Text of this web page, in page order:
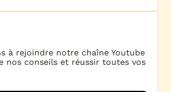
à rejoindre notre chaîne Youtube
nos conseils et réussir toutes vos